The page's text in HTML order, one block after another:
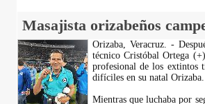
Masajista orizabeños
Orizaba, Veracruz. -
técnico Cristóbal Ortega
profesional de los extintos
difíciles en su natal Orizaba.
Mientras que luchaba por